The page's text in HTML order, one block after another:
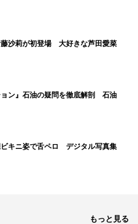
藤沙莉が初登場 大好きな芦田愛菜
ョン』石油の疑問を徹底解剖 石油
キニ姿で舌ペロ デジタル写真集
もっと見る